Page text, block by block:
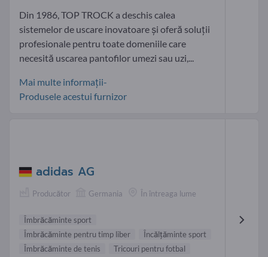
Din 1986, TOP TROCK a deschis calea
sistemelor de uscare inovatoare și oferă soluții
profesionale pentru toate domeniile care
necesită uscarea pantofilor umezi sau uzi,...
Mai multe informații-
Produsele acestui furnizor
adidas AG
Producător Germania În întreaga lume
Îmbrăcăminte sport
Îmbrăcăminte pentru timp liber
Încălţăminte sport
Îmbrăcăminte de tenis
Tricouri pentru fotbal